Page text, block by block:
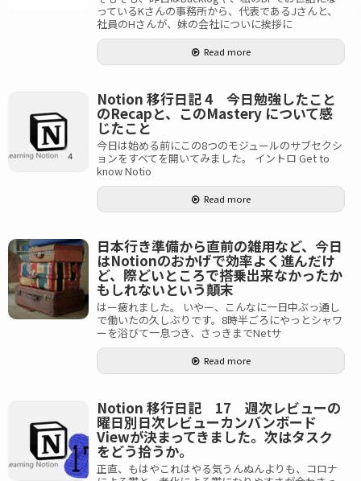
っているKさんの事務所から、代表であるJさんと、
社員のHさんが、妹の会社についに挨拶に
Read more
Notion 移行日記 4 今日勉強したこと
のRecapと、このMastery について感
じたこと
今日は始める前にこの8つのモジュールのサブセクシ
ョンをすべてを開いてみました。 イントロ Get to
know Notio
Read more
日本行き準備から直前の雑用など、今日
はNotionのおかげで効率よく進んだけ
ど、際どいところで搭乗出来なかったか
もしれないという顛末
はー疲れました。 いやー、こんなに一日中ぶっ通し
で働いたの久しぶりです。8時半ごろにやっとシャワ
ーを浴びて一息つき、さっきまでNetサ
Read more
Notion 移行日記 17 週次レビューの
曜日別日次レビューカンバンボード
Viewが決まってきました。次はタスク
をどう拾うか。
正直、もはやこれはやる気うんぬんよりも、コロナ